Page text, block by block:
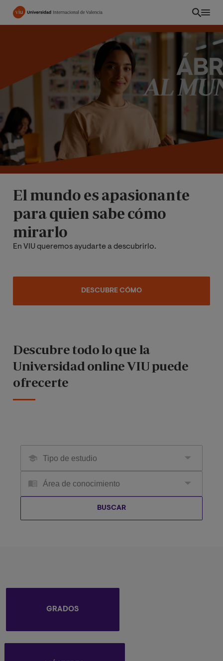
Pasar
El mundo es apasionante
para quien sabe cómo
mirarlo
En VIU queremos ayudarte a descubrirlo.
DESCUBRE CÓMO
Descubre todo lo que la
Universidad online VIU puede
ofrecerte
GRADOS